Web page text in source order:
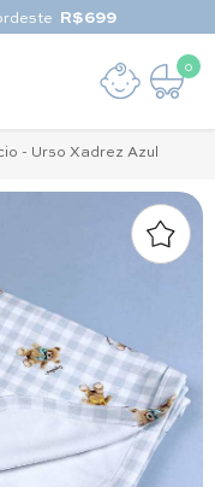
R$699
0
0
- Urso Xadrez Azul